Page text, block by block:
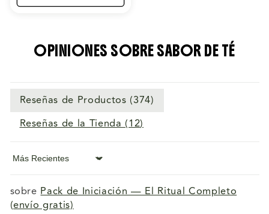
OPINIONES SOBRE SABOR DE TÉ
Reseñas de Productos (374)
Reseñas de la Tienda (12)
Sort by
Pack de Iniciación — El Ritual Completo
(envío gratis)